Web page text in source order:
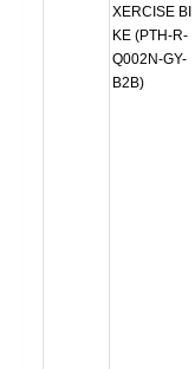
XERCISE BI
KE (PTH-R-
Q002N-GY-
B2B)